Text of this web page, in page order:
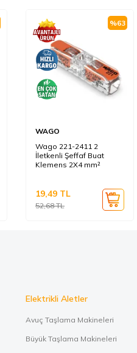
%63
WAGO
Wago 221-2411 2
İletkenli Şeffaf Buat
Klemens 2X4 mm²
52,68TL
19,49 TL
Elektrikli Aletler
Avuç Taşlama Makineleri
Büyük Taşlama Makineleri